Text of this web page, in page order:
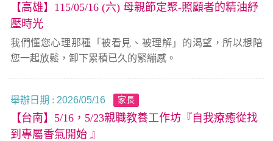
【高雄】115/05/16 (六) 母親節定聚-照顧者的精油紓
壓時光
我們懂您心理那種「被看見、被理解」的渴望，所以想陪
您一起放鬆，卸下累積已久的緊繃感。
舉辦日期 : 2026/05/16 家長
【台南】5/16，5/23親職教養工作坊『自我療癒從找
到專屬香氣開始 』